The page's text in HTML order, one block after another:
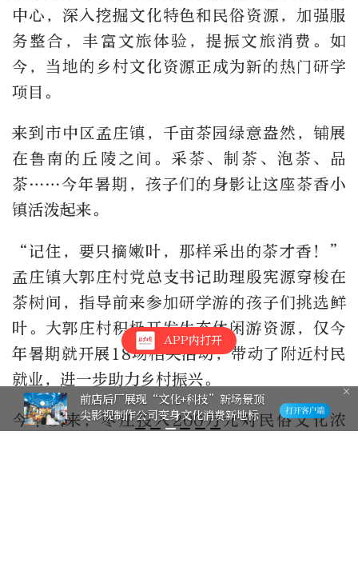
中心，深入挖掘文化特色和民俗资源，加强服
务整合，丰富文旅体验，提振文旅消费。如
今，当地的乡村文化资源正成为新的热门研学
项目。
来到市中区孟庄镇，千亩茶园绿意盎然，铺展
在鲁南的丘陵之间。采茶、制茶、泡茶、品
茶……今年暑期，孩子们的身影让这座茶香小
镇活泼起来。
“记住，要只摘嫩叶，那样采出的茶才香！”
孟庄镇大郭庄村党总支书记助理殷宪源穿梭在
茶树间，指导前来参加研学游的孩子们挑选鲜
叶。大郭庄村积极开发生态休闲游资源，仅今
年暑期就开展18场相关活动，带动了附近村民
就业，进一步助力乡村振兴。
今年以来，枣庄投入200万元对民俗文化浓
APP内打开
前店后厂展现“文化+科技”新场景顶
尖影视制作公司变身文化消费新地标